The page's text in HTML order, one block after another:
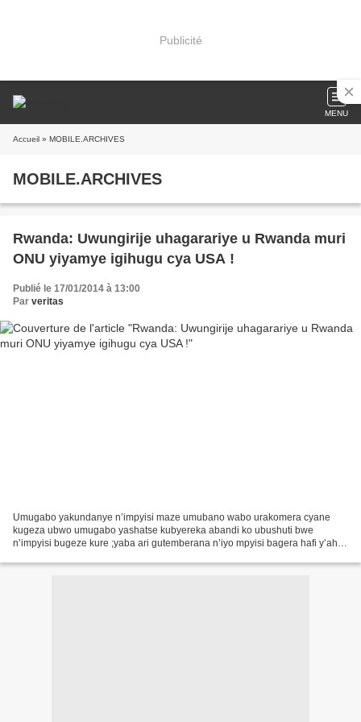
Publicité
MENU
Accueil » MOBILE.ARCHIVES
MOBILE.ARCHIVES
Rwanda: Uwungirije uhagarariye u Rwanda muri
ONU yiyamye igihugu cya USA !
Publié le 17/01/2014 à 13:00
Par veritas
Umugabo yakundanye n’impyisi maze umubano wabo urakomera cyane
kugeza ubwo umugabo yashatse kubyereka abandi ko ubushuti bwe
n’impyisi bugeze kure ;yaba ari gutemberana n’iyo mpyisi bagera hafi y’aho